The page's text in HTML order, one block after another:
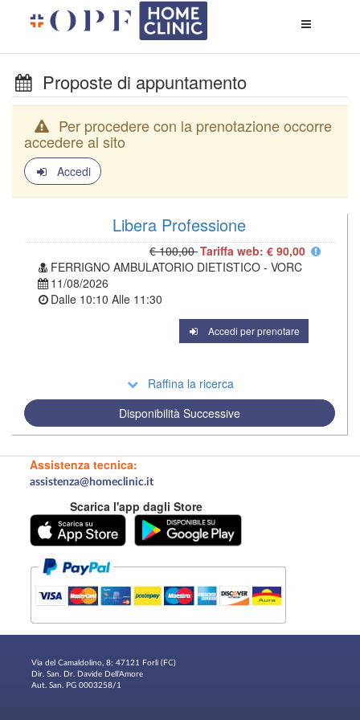
di
Proposte di appuntamento
Per procedere con la prenotazione occorre
accedere al sito
Accedi
Libera Professione
€ 100,00Tariffa web: € 90,00
FERRIGNO AMBULATORIO DIETISTICO - VORC
11/08/2026
Dalle 10:10 Alle 11:30
Accedi per prenotare
Raffina la ricerca
Disponibilità Successive
Assistenza tecnica:
assistenza@homeclinic.it
Scarica l'app dagli Store
Via del Camaldolino, 8; 47121 Forlì (FC)
Dir. San. Dr. Davide Dell'Amore
Aut. San. PG 0003258/1